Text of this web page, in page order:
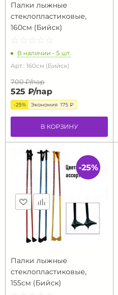
Палки лыжные
стеклопластиковые,
160см (Бийск)
☆ ☆ ☆ ☆ ☆
★ ★ ★ ★ ★
В наличии - 5 шт.
Арт.: 160см (Бийск)
700 ₽/пар
525 ₽/пар
-25% Экономия 175 ₽
В КОРЗИНУ
Палки лыжные
стеклопластиковые,
155см (Бийск)
-25%